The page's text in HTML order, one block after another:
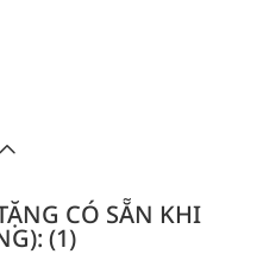
CÓ SẴN KHI
(1)